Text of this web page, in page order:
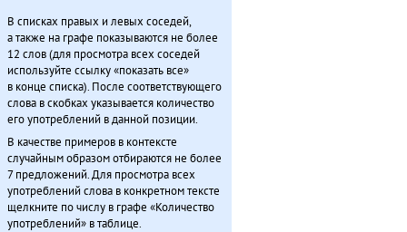
В списках правых и левых соседей,
а также на графе показываются не более
12 слов (для просмотра всех соседей
используйте ссылку «показать все»
в конце списка). После соответствующего
слова в скобках указывается количество
его употреблений в данной позиции.
В качестве примеров в контексте
случайным образом отбираются не более
7 предложений. Для просмотра всех
употреблений слова в конкретном тексте
щелкните по числу в графе «Количество
употреблений» в таблице.